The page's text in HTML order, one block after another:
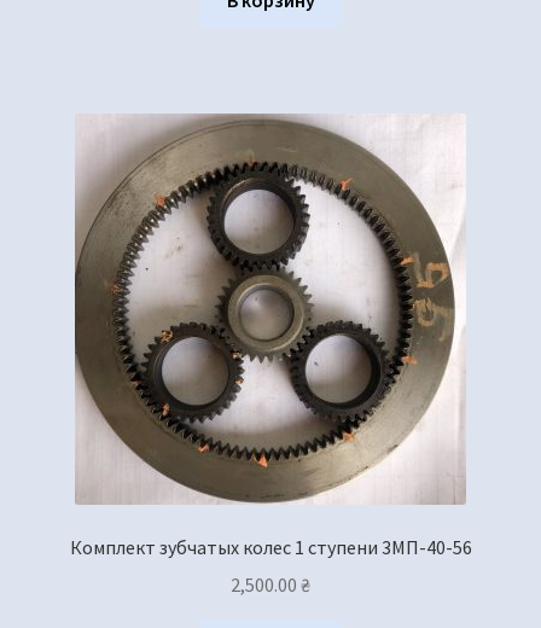
Комплект зубчатых колес 1 ступени 3МП-40-56
2,500.00 ₴